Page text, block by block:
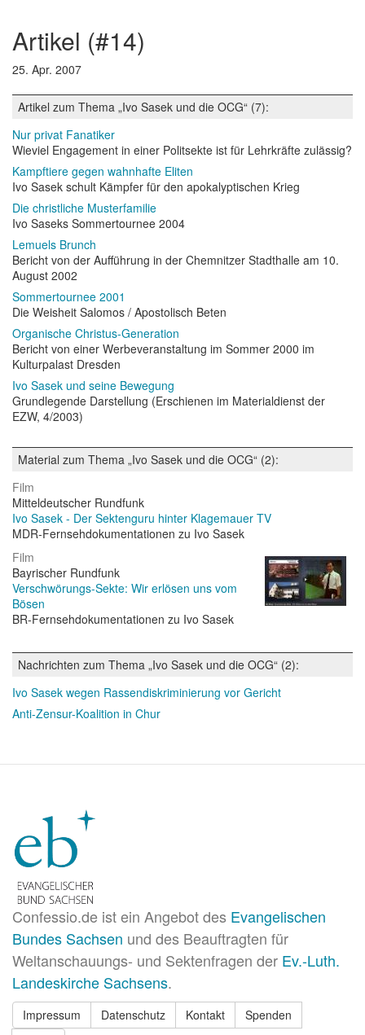
artikel (#14)
25. Apr. 2007
Artikel zum Thema „Ivo Sasek und die OCG“ (7):
Nur privat Fanatiker
Wieviel Engagement in einer Politsekte ist für Lehrkräfte zulässig?
Kampftiere gegen wahnhafte Eliten
Ivo Sasek schult Kämpfer für den apokalyptischen Krieg
Die christliche Musterfamilie
Ivo Saseks Sommertournee 2004
Lemuels Brunch
Bericht von der Aufführung in der Chemnitzer Stadthalle am 10.
August 2002
Sommertournee 2001
Die Weisheit Salomos / Apostolisch Beten
Organische Christus-Generation
Bericht von einer Werbeveranstaltung im Sommer 2000 im
Kulturpalast Dresden
Ivo Sasek und seine Bewegung
Grundlegende Darstellung (Erschienen im Materialdienst der
EZW, 4/2003)
Material zum Thema „Ivo Sasek und die OCG“ (2):
Film
Mitteldeutscher Rundfunk
Ivo Sasek - Der Sektenguru hinter Klagemauer TV
MDR-Fernsehdokumentationen zu Ivo Sasek
Film
Bayrischer Rundfunk
Verschwörungs-Sekte: Wir erlösen uns vom
Bösen
BR-Fernsehdokumentationen zu Ivo Sasek
Nachrichten zum Thema „Ivo Sasek und die OCG“ (2):
Ivo Sasek wegen Rassendiskriminierung vor Gericht
Anti-Zensur-Koalition in Chur
Confessio.de ist ein Angebot des Evangelischen
Bundes Sachsen und des Beauftragten für
Weltanschauungs- und Sektenfragen der Ev.-Luth.
Landeskirche Sachsens.
Impressum Datenschutz Kontakt
Spenden